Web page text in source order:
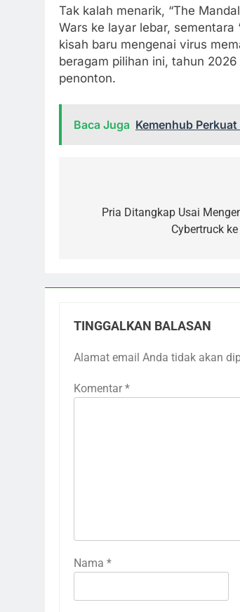
Tak kalah menarik, “The
Wars ke layar lebar, sementara
kisah baru mengenai virus
beragam pilihan ini, tahun
penonton.
Baca Juga Kemenhub
Pria Ditangkap Usai
Cybertruck
TINGGALKAN BALASAN
Alamat email Anda tidak akan
Komentar *
Nama *